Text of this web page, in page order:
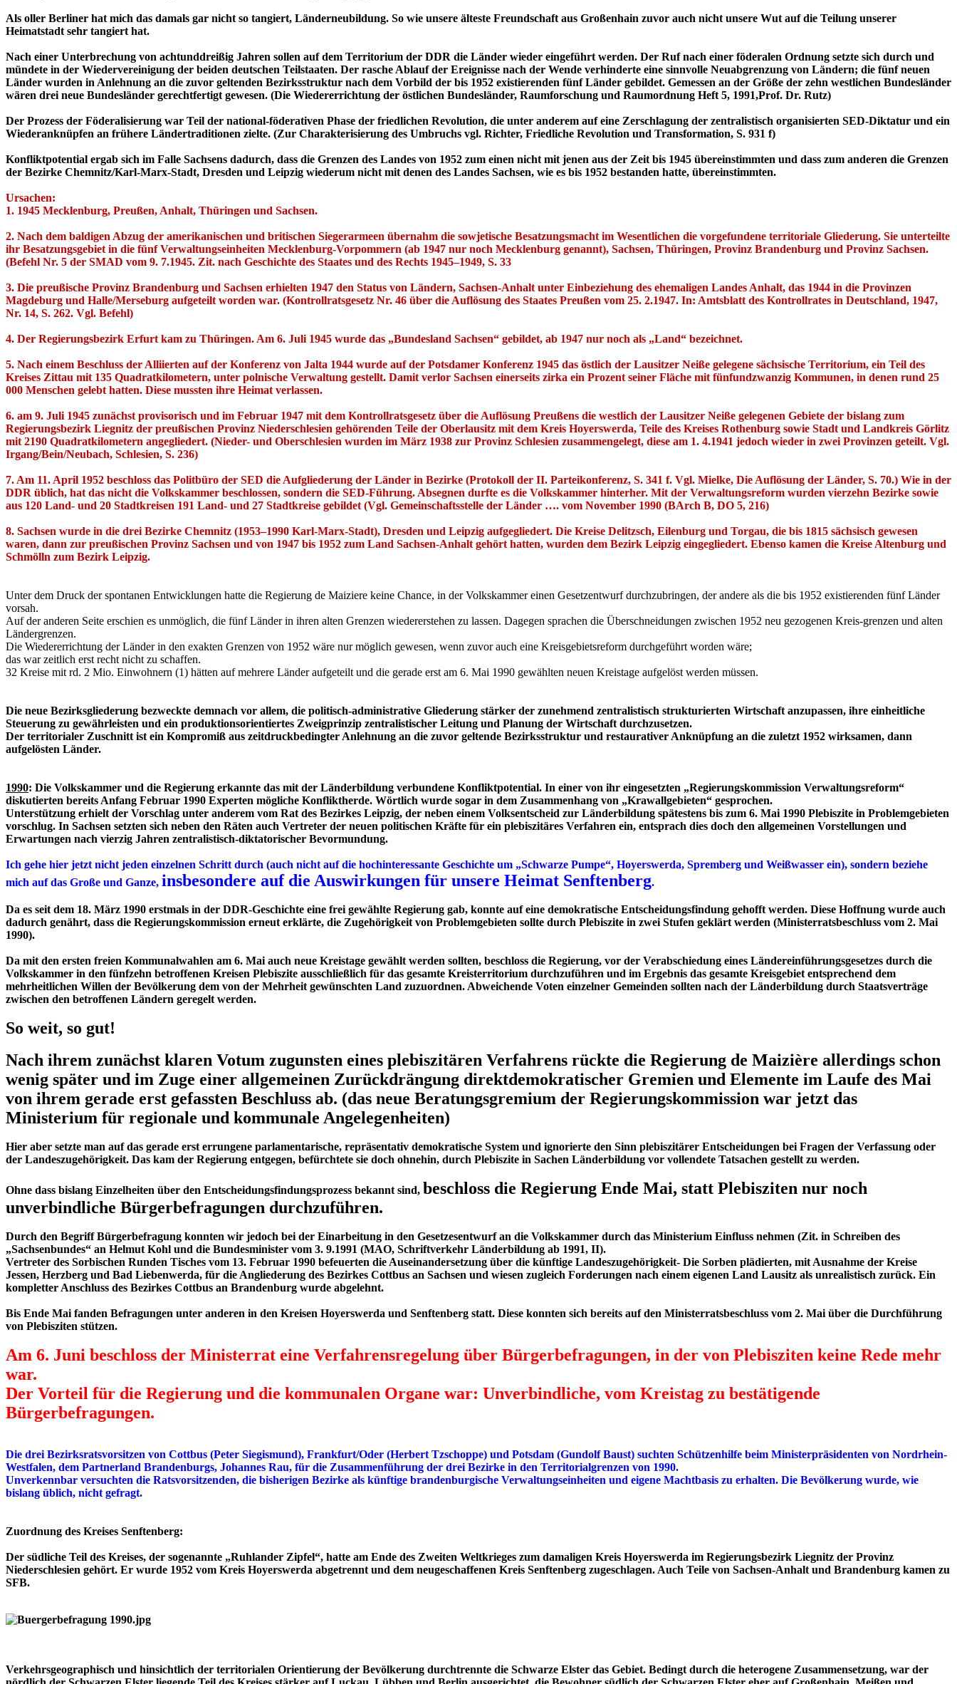
Als oller Berliner hat mich das damals gar nicht so tangiert, Länderneubildung. So wie unsere älteste Freundschaft aus Großenhain zuvor auch nicht unsere Wut auf die Teilung unserer
Heimatstadt sehr tangiert hat.
Nach einer Unterbrechung von achtunddreißig Jahren sollen auf dem Territorium der DDR die Länder wieder eingeführt werden. Der Ruf nach einer föderalen Ordnung setzte sich durch und
mündete in der Wiedervereinigung der beiden deutschen Teilstaaten. Der rasche Ablauf der Ereignisse nach der Wende verhinderte eine sinnvolle Neuabgrenzung von Ländern; die fünf neuen
Länder wurden in Anlehnung an die zuvor geltenden Bezirksstruktur nach dem Vorbild der bis 1952 existierenden fünf Länder gebildet. Gemessen an der Größe der zehn westlichen Bundesländer
wären drei neue Bundesländer gerechtfertigt gewesen. (Die Wiedererrichtung der östlichen Bundesländer, Raumforschung und Raumordnung Heft 5, 1991,Prof. Dr. Rutz)
Der Prozess der Föderalisierung war Teil der national-föderativen Phase der friedlichen Revolution, die unter anderem auf eine Zerschlagung der zentralistisch organisierten SED-Diktatur und ein
Wiederanknüpfen an frühere Ländertraditionen zielte. (Zur Charakterisierung des Umbruchs vgl. Richter, Friedliche Revolution und Transformation, S. 931 f)
Konfliktpotential ergab sich im Falle Sachsens dadurch, dass die Grenzen des Landes von 1952 zum einen nicht mit jenen aus der Zeit bis 1945 übereinstimmten und dass zum anderen die Grenzen
der Bezirke Chemnitz/Karl-Marx-Stadt, Dresden und Leipzig wiederum nicht mit denen des Landes Sachsen, wie es bis 1952 bestanden hatte, übereinstimmten.
Ursachen:
1. 1945 Mecklenburg, Preußen, Anhalt, Thüringen und Sachsen.
2. Nach dem baldigen Abzug der amerikanischen und britischen Siegerarmeen übernahm die sowjetische Besatzungsmacht im Wesentlichen die vorgefundene territoriale Gliederung. Sie unterteilte
ihr Besatzungsgebiet in die fünf Verwaltungseinheiten Mecklenburg-Vorpommern (ab 1947 nur noch Mecklenburg genannt), Sachsen, Thüringen, Provinz Brandenburg und Provinz Sachsen.
(Befehl Nr. 5 der SMAD vom 9. 7.1945. Zit. nach Geschichte des Staates und des Rechts 1945–1949, S. 33
3. Die preußische Provinz Brandenburg und Sachsen erhielten 1947 den Status von Ländern, Sachsen-Anhalt unter Einbeziehung des ehemaligen Landes Anhalt, das 1944 in die Provinzen
Magdeburg und Halle/Merseburg aufgeteilt worden war. (Kontrollratsgesetz Nr. 46 über die Auflösung des Staates Preußen vom 25. 2.1947. In: Amtsblatt des Kontrollrates in Deutschland, 1947,
Nr. 14, S. 262. Vgl. Befehl)
4. Der Regierungsbezirk Erfurt kam zu Thüringen. Am 6. Juli 1945 wurde das „Bundesland Sachsen“ gebildet, ab 1947 nur noch als „Land“ bezeichnet.
5. Nach einem Beschluss der Alliierten auf der Konferenz von Jalta 1944 wurde auf der Potsdamer Konferenz 1945 das östlich der Lausitzer Neiße gelegene sächsische Territorium, ein Teil des
Kreises Zittau mit 135 Quadratkilometern, unter polnische Verwaltung gestellt. Damit verlor Sachsen einerseits zirka ein Prozent seiner Fläche mit fünfundzwanzig Kommunen, in denen rund 25
000 Menschen gelebt hatten. Diese mussten ihre Heimat verlassen.
6. am 9. Juli 1945 zunächst provisorisch und im Februar 1947 mit dem Kontrollratsgesetz über die Auflösung Preußens die westlich der Lausitzer Neiße gelegenen Gebiete der bislang zum
Regierungsbezirk Liegnitz der preußischen Provinz Niederschlesien gehörenden Teile der Oberlausitz mit dem Kreis Hoyerswerda, Teile des Kreises Rothenburg sowie Stadt und Landkreis Görlitz
mit 2190 Quadratkilometern angegliedert. (Nieder- und Oberschlesien wurden im März 1938 zur Provinz Schlesien zusammengelegt, diese am 1. 4.1941 jedoch wieder in zwei Provinzen geteilt. Vgl.
Irgang/Bein/Neubach, Schlesien, S. 236)
7. Am 11. April 1952 beschloss das Politbüro der SED die Aufgliederung der Länder in Bezirke (Protokoll der II. Parteikonferenz, S. 341 f. Vgl. Mielke, Die Auflösung der Länder, S. 70.) Wie in der
DDR üblich, hat das nicht die Volkskammer beschlossen, sondern die SED-Führung. Absegnen durfte es die Volkskammer hinterher. Mit der Verwaltungsreform wurden vierzehn Bezirke sowie
aus 120 Land- und 20 Stadtkreisen 191 Land- und 27 Stadtkreise gebildet (Vgl. Gemeinschaftsstelle der Länder …. vom November 1990 (BArch B, DO 5, 216)
8. Sachsen wurde in die drei Bezirke Chemnitz (1953–1990 Karl-Marx-Stadt), Dresden und Leipzig aufgegliedert. Die Kreise Delitzsch, Eilenburg und Torgau, die bis 1815 sächsisch gewesen
waren, dann zur preußischen Provinz Sachsen und von 1947 bis 1952 zum Land Sachsen-Anhalt gehört hatten, wurden dem Bezirk Leipzig eingegliedert. Ebenso kamen die Kreise Altenburg und
Schmölln zum Bezirk Leipzig.
Unter dem Druck der spontanen Entwicklungen hatte die Regierung de Maiziere keine Chance, in der Volkskammer einen Gesetzentwurf durchzubringen, der andere als die bis 1952 existierenden fünf Länder
vorsah.
Auf der anderen Seite erschien es unmöglich, die fünf Länder in ihren alten Grenzen wiedererstehen zu lassen. Dagegen sprachen die Überschneidungen zwischen 1952 neu gezogenen Kreis-grenzen und alten
Ländergrenzen.
Die Wiedererrichtung der Länder in den exakten Grenzen von 1952 wäre nur möglich gewesen, wenn zuvor auch eine Kreisgebietsreform durchgeführt worden wäre;
das war zeitlich erst recht nicht zu schaffen.
32 Kreise mit rd. 2 Mio. Einwohnern (1) hätten auf mehrere Länder aufgeteilt und die gerade erst am 6. Mai 1990 gewählten neuen Kreistage aufgelöst werden müssen.
Die neue Bezirksgliederung bezweckte demnach vor allem, die politisch-administrative Gliederung stärker der zunehmend zentralistisch strukturierten Wirtschaft anzupassen, ihre einheitliche
Steuerung zu gewährleisten und ein produktionsorientiertes Zweigprinzip zentralistischer Leitung und Planung der Wirtschaft durchzusetzen.
Der territorialer Zuschnitt ist ein Kompromiß aus zeitdruckbedingter Anlehnung an die zuvor geltende Bezirksstruktur und restaurativer Anknüpfung an die zuletzt 1952 wirksamen, dann
aufgelösten Länder.
1990: Die Volkskammer und die Regierung erkannte das mit der Länderbildung verbundene Konfliktpotential. In einer von ihr eingesetzten „Regierungskommission Verwaltungsreform“
diskutierten bereits Anfang Februar 1990 Experten mögliche Konfliktherde. Wörtlich wurde sogar in dem Zusammenhang von „Krawallgebieten“ gesprochen.
Unterstützung erhielt der Vorschlag unter anderem vom Rat des Bezirkes Leipzig, der neben einem Volksentscheid zur Länderbildung spätestens bis zum 6. Mai 1990 Plebiszite in Problemgebieten
vorschlug. In Sachsen setzten sich neben den Räten auch Vertreter der neuen politischen Kräfte für ein plebiszitäres Verfahren ein, entsprach dies doch den allgemeinen Vorstellungen und
Erwartungen nach vierzig Jahren zentralistisch-diktatorischer Bevormundung.
Ich gehe hier jetzt nicht jeden einzelnen Schritt durch (auch nicht auf die hochinteressante Geschichte um „Schwarze Pumpe“, Hoyerswerda, Spremberg und Weißwasser ein), sondern beziehe
mich auf das Große und Ganze, insbesondere auf die Auswirkungen für unsere Heimat Senftenberg.
Da es seit dem 18. März 1990 erstmals in der DDR-Geschichte eine frei gewählte Regierung gab, konnte auf eine demokratische Entscheidungsfindung gehofft werden. Diese Hoffnung wurde auch
dadurch genährt, dass die Regierungskommission erneut erklärte, die Zugehörigkeit von Problemgebieten sollte durch Plebiszite in zwei Stufen geklärt werden (Ministerratsbeschluss vom 2. Mai
1990).
Da mit den ersten freien Kommunalwahlen am 6. Mai auch neue Kreistage gewählt werden sollten, beschloss die Regierung, vor der Verabschiedung eines Ländereinführungsgesetzes durch die
Volkskammer in den fünfzehn betroffenen Kreisen Plebiszite ausschließlich für das gesamte Kreisterritorium durchzuführen und im Ergebnis das gesamte Kreisgebiet entsprechend dem
mehrheitlichen Willen der Bevölkerung dem von der Mehrheit gewünschten Land zuzuordnen. Abweichende Voten einzelner Gemeinden sollten nach der Länderbildung durch Staatsverträge
zwischen den betroffenen Ländern geregelt werden.
So weit, so gut!
Nach ihrem zunächst klaren Votum zugunsten eines plebiszitären Verfahrens rückte die Regierung de Maizière allerdings schon
wenig später und im Zuge einer allgemeinen Zurückdrängung direktdemokratischer Gremien und Elemente im Laufe des Mai
von ihrem gerade erst gefassten Beschluss ab. (das neue Beratungsgremium der Regierungskommission war jetzt das
Ministerium für regionale und kommunale Angelegenheiten)
Hier aber setzte man auf das gerade erst errungene parlamentarische, repräsentativ demokratische System und ignorierte den Sinn plebiszitärer Entscheidungen bei Fragen der Verfassung oder
der Landeszugehörigkeit. Das kam der Regierung entgegen, befürchtete sie doch ohnehin, durch Plebiszite in Sachen Länderbildung vor vollendete Tatsachen gestellt zu werden.
Ohne dass bislang Einzelheiten über den Entscheidungsfindungsprozess bekannt sind, beschloss die Regierung Ende Mai, statt Plebisziten nur noch
unverbindliche Bürgerbefragungen durchzuführen.
Durch den Begriff Bürgerbefragung konnten wir jedoch bei der Einarbeitung in den Gesetzesentwurf an die Volkskammer durch das Ministerium Einfluss nehmen (Zit. in Schreiben des
„Sachsenbundes“ an Helmut Kohl und die Bundesminister vom 3. 9.1991 (MAO, Schriftverkehr Länderbildung ab 1991, II).
Vertreter des Sorbischen Runden Tisches vom 13. Februar 1990 befeuerten die Auseinandersetzung über die künftige Landeszugehörigkeit- Die Sorben plädierten, mit Ausnahme der Kreise
Jessen, Herzberg und Bad Liebenwerda, für die Angliederung des Bezirkes Cottbus an Sachsen und wiesen zugleich Forderungen nach einem eigenen Land Lausitz als unrealistisch zurück. Ein
kompletter Anschluss des Bezirkes Cottbus an Brandenburg wurde abgelehnt.
Bis Ende Mai fanden Befragungen unter anderen in den Kreisen Hoyerswerda und Senftenberg statt. Diese konnten sich bereits auf den Ministerratsbeschluss vom 2. Mai über die Durchführung
von Plebisziten stützen.
Am 6. Juni beschloss der Ministerrat eine Verfahrensregelung über Bürgerbefragungen, in der von Plebisziten keine Rede mehr
war.
Der Vorteil für die Regierung und die kommunalen Organe war: Unverbindliche, vom Kreistag zu bestätigende
Bürgerbefragungen.
Die drei Bezirksratsvorsitzen von Cottbus (Peter Siegismund), Frankfurt/Oder (Herbert Tzschoppe) und Potsdam (Gundolf Baust) suchten Schützenhilfe beim Ministerpräsidenten von Nordrhein-
Westfalen, dem Partnerland Brandenburgs, Johannes Rau, für die Zusammenführung der drei Bezirke in den Territorialgrenzen von 1990.
Unverkennbar versuchten die Ratsvorsitzenden, die bisherigen Bezirke als künftige brandenburgische Verwaltungseinheiten und eigene Machtbasis zu erhalten. Die Bevölkerung wurde, wie
bislang üblich, nicht gefragt.
Zuordnung des Kreises Senftenberg:
Der südliche Teil des Kreises, der sogenannte „Ruhlander Zipfel“, hatte am Ende des Zweiten Weltkrieges zum damaligen Kreis Hoyerswerda im Regierungsbezirk Liegnitz der Provinz
Niederschlesien gehört. Er wurde 1952 vom Kreis Hoyerswerda abgetrennt und dem neugeschaffenen Kreis Senftenberg zugeschlagen. Auch Teile von Sachsen-Anhalt und Brandenburg kamen zu
SFB.
Verkehrsgeographisch und hinsichtlich der territorialen Orientierung der Bevölkerung durchtrennte die Schwarze Elster das Gebiet. Bedingt durch die heterogene Zusammensetzung, war der